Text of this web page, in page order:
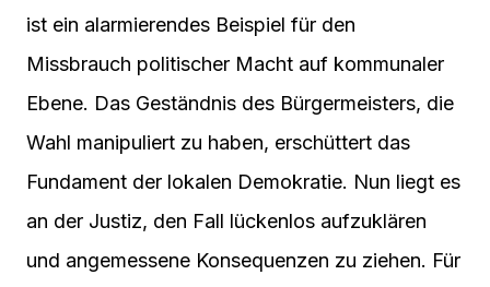
ist ein alarmierendes Beispiel für den
Missbrauch politischer Macht auf kommunaler
Ebene. Das Geständnis des Bürgermeisters, die
Wahl manipuliert zu haben, erschüttert das
Fundament der lokalen Demokratie. Nun liegt es
an der Justiz, den Fall lückenlos aufzuklären
und angemessene Konsequenzen zu ziehen. Für